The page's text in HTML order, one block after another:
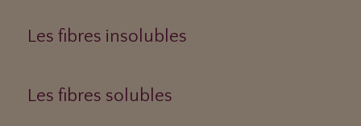
Les fibres insolubles
Les fibres solubles